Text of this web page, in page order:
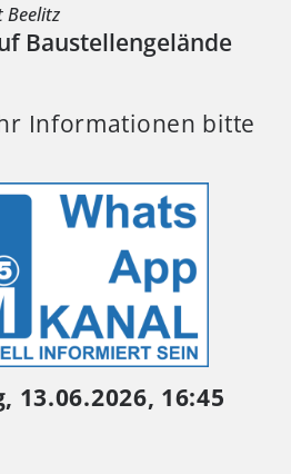
Beelitz
Baustellengelände
Informationen bitte
13.06.2026, 16:45